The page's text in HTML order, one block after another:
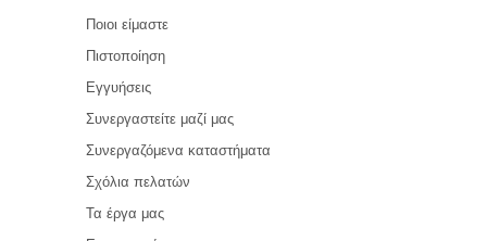
Ποιοι είμαστε
Πιστοποίηση
Εγγυήσεις
Συνεργαστείτε μαζί μας
Συνεργαζόμενα καταστήματα
Σχόλια πελατών
Τα έργα μας